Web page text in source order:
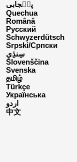
پن٘جابی
Quechua
Română
Русский
Schwyzerdütsch
Srpski/Српски
Slovenščina
Svenska
தமிழ்
Türkçe
Українська
اردو
中文